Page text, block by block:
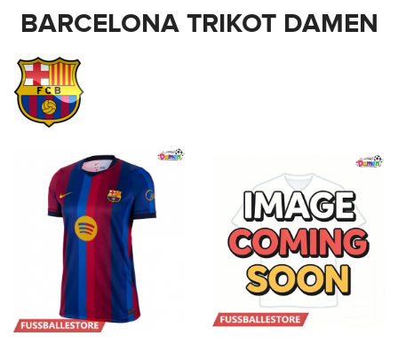
BARCELONA TRIKOT DAMEN